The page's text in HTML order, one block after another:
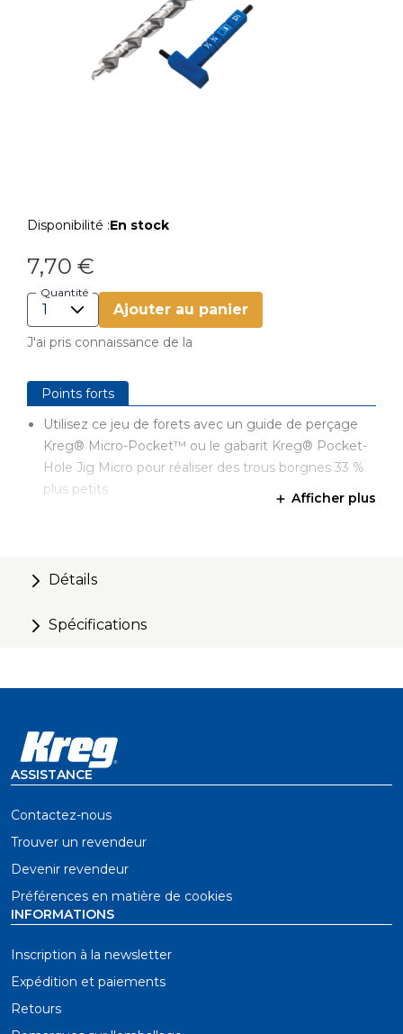
Disponibilité :En stock
7,70 €
Quantité
Ajouter au panier
J'ai pris connaissance de la
Points forts
Utilisez ce jeu de forets avec un guide de perçage
Kreg® Micro-Pocket™ ou le gabarit Kreg® Pocket-
Hole Jig Micro pour réaliser des trous borgnes 33 %
plus petits
Fonctionne avec des matériaux de 12 mm et des
cylindrique pour trous borgnes
moins de matière
Afficher plus
Détails
Spécifications
ASSISTANCE
Contactez-nous
Trouver un revendeur
Devenir revendeur
Préférences en matière de cookies
INFORMATIONS
Inscription à la newsletter
Expédition et paiements
Retours